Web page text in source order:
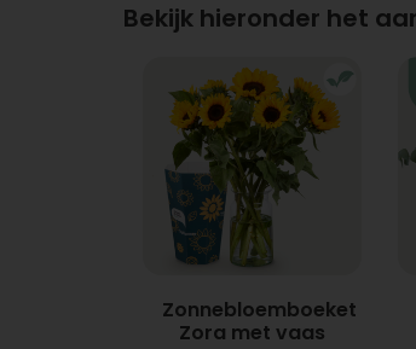
Bekijk hieronder het
Zonnebloemboeket
Zora met vaas